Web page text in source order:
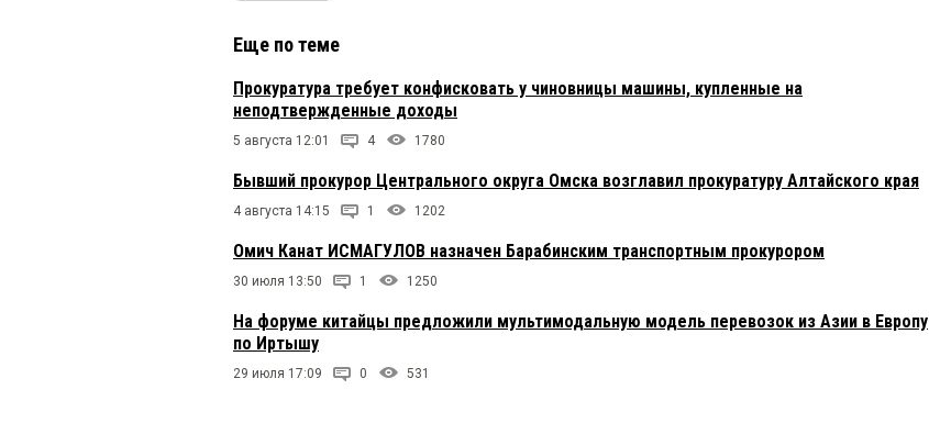
Еще по теме
Прокуратура требует конфисковать у чиновницы машины, купленные на
неподтвержденные доходы
5 августа 12:01 4 1780
Бывший прокурор Центрального округа Омска возглавил прокуратуру Алтайского края
4 августа 14:15 1 1202
Омич Канат ИСМАГУЛОВ назначен Барабинским транспортным прокурором
30 июля 13:50 1 1250
На форуме китайцы предложили мультимодальную модель перевозок из Азии в Европу
по Иртышу
29 июля 17:09 0 531